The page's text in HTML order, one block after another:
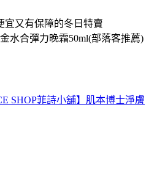
宜又有保障的冬日特賣
水合彈力晚霜50ml(部落客推薦)
SHOP菲詩小舖】肌本博士淨膚